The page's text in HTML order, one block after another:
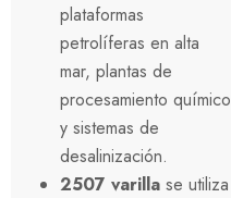
plataformas
petrolíferas en alta
mar, plantas de
procesamiento químico
y sistemas de
desalinización.
2507 varilla se utiliza